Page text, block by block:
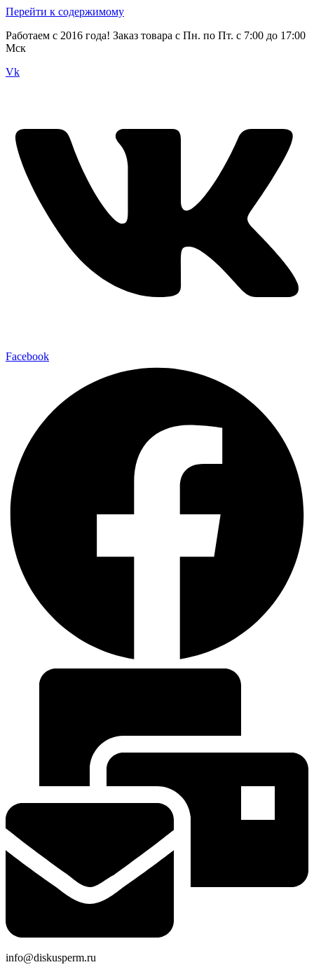
Перейти к содержимому
Работаем с 2016 года! Заказ товара с Пн. по Пт. с 7:00 до 17:00
Мск
Vk
Facebook
info@diskusperm.ru